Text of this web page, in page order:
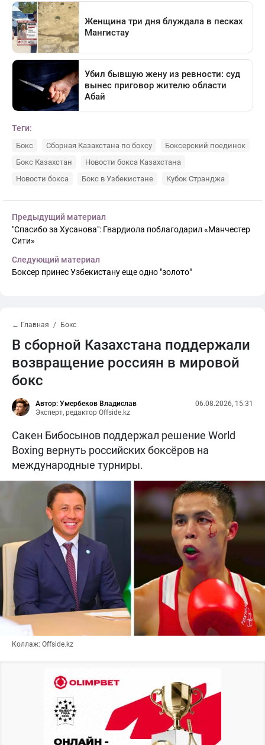
Теги:
Бокс Сборная Казахстана по боксу
Боксерский поединок
Бокс Казахстан
Новости бокса Казахстана
Новости бокса
Бокс в Узбекистане Кубок Странджа
Предыдущий материал
"Спасибо за Хусанова": Гвардиола поблагодарил «Манчестер
Сити»
Следующий материал
Боксер принес Узбекистану еще одно "золото"
← Главная Бокс
В сборной Казахстана поддержали
возвращение россиян в мировой
бокс
Автор: Умербеков Владислав
Эксперт, редактор Offside.kz
06.08.2026, 15:31
Сакен Бибосынов поддержал решение World
Boxing вернуть российских боксёров на
международные турниры.
Коллаж: Offside.kz